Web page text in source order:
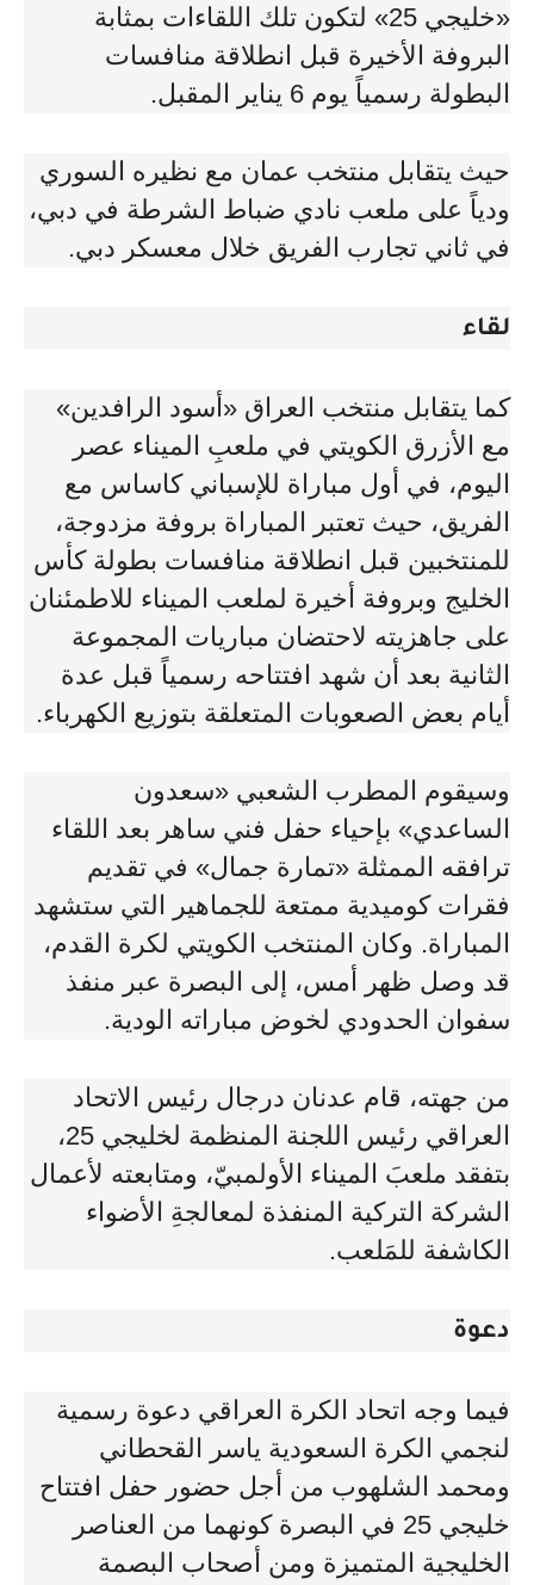
«خليجي 25» لتكون تلك اللقاءات بمثابة
البروفة الأخيرة قبل انطلاقة منافسات
البطولة رسمياً يوم 6 يناير المقبل.
حيث يتقابل منتخب عمان مع نظيره السوري
ودياً على ملعب نادي ضباط الشرطة في دبي،
في ثاني تجارب الفريق خلال معسكر دبي.
لقاء
كما يتقابل منتخب العراق «أسود الرافدين»
مع الأزرق الكويتي في ملعبِ الميناء عصر
اليوم، في أول مباراة للإسباني كاساس مع
الفريق، حيث تعتبر المباراة بروفة مزدوجة،
للمنتخبين قبل انطلاقة منافسات بطولة كأس
الخليج وبروفة أخيرة لملعب الميناء للاطمئنان
على جاهزيته لاحتضان مباريات المجموعة
الثانية بعد أن شهد افتتاحه رسمياً قبل عدة
أيام بعض الصعوبات المتعلقة بتوزيع الكهرباء.
وسيقوم المطرب الشعبي «سعدون
الساعدي» بإحياء حفل فني ساهر بعد اللقاء
ترافقه الممثلة «تمارة جمال» في تقديم
فقرات كوميدية ممتعة للجماهير التي ستشهد
المباراة. وكان المنتخب الكويتي لكرة القدم،
قد وصل ظهر أمس، إلى البصرة عبر منفذ
سفوان الحدودي لخوض مباراته الودية.
من جهته، قام عدنان درجال رئيس الاتحاد
العراقي رئيس اللجنة المنظمة لخليجي 25،
بتفقد ملعبَ الميناء الأولمبيّ، ومتابعته لأعمال
الشركة التركية المنفذة لمعالجةِ الأضواء
الكاشفة للمَلعب.
دعوة
فيما وجه اتحاد الكرة العراقي دعوة رسمية
لنجمي الكرة السعودية ياسر القحطاني
ومحمد الشلهوب من أجل حضور حفل افتتاح
خليجي 25 في البصرة كونهما من العناصر
الخليجية المتميزة ومن أصحاب البصمة